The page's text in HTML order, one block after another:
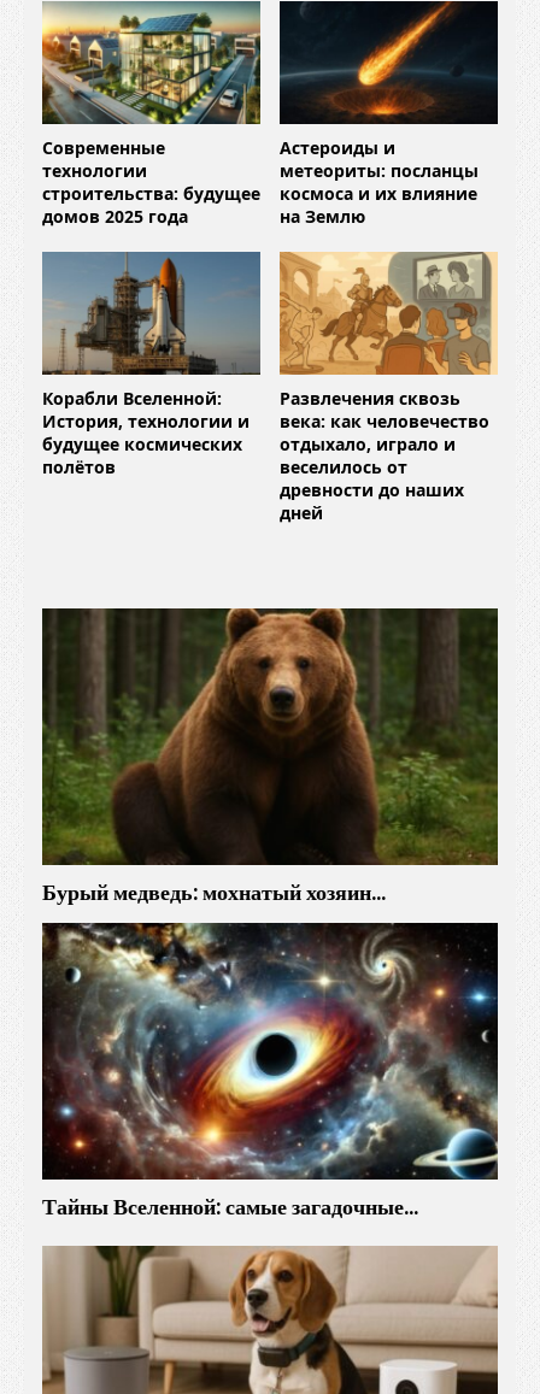
Современные
технологии
строительства: будущее
домов 2025 года
Астероиды и
метеориты: посланцы
космоса и их влияние
на Землю
Корабли Вселенной:
История, технологии и
будущее космических
полётов
Развлечения сквозь
века: как человечество
отдыхало, играло и
веселилось от
древности до наших
дней
Бурый медведь: мохнатый хозяин…
Тайны Вселенной: самые загадочные…